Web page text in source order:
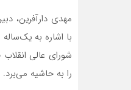
مهدی دارآفرین،
با اشاره به
شورای عالی
را به حاشیه می‌برد.